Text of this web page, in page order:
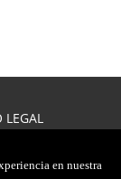
LEGAL
en nuestra